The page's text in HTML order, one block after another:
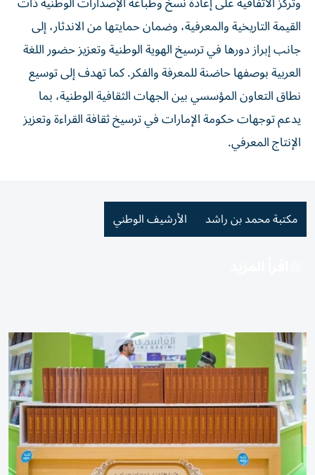
القيمة التاريخية والمعرفية، وضمان حمايتها من الاندثار، إلى
جانب إبراز دورها في ترسيخ الهوية الوطنية وتعزيز حضور اللغة
العربية بوصفها حاضنة للمعرفة والفكر. كما تهدف إلى توسيع
نطاق التعاون المؤسسي بين الجهات الثقافية الوطنية، بما
يدعم توجهات حكومة الإمارات في ترسيخ ثقافة القراءة وتعزيز
الإنتاج المعرفي.
مكتبة محمد بن راشد الأرشيف الوطني